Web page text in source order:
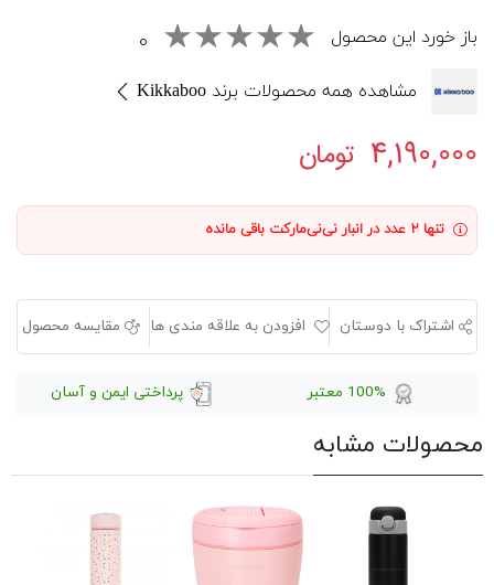
باز خورد این محصول ۰
مشاهده همه محصولات برند Kikkaboo
۴,۱۹۰,۰۰۰ تومان
تنها ۲ عدد در انبار نی‌نی‌مارکت باقی مانده
اشتراک با دوستان افزودن به علاقه مندی ها مقایسه محصول
100% معتبر پرداختی ایمن و آسان
محصولات مشابه